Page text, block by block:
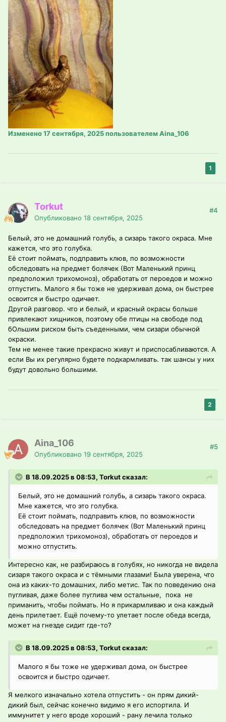
Изменено17 сентября, 2025пользователем Aina_106
1
Torkut
Опубликовано 18 сентября, 2025
#4
Белый, это не домашний голубь, а сизарь такого окраса. Мне
кажется, что это голубка.
Её стоит поймать, подправить клюв, по возможности
обследовать на предмет болячек (Вот Маленький принц
предположил трихомоноз), обработать от пероедов и можно
отпустить. Малого я бы тоже не удерживал дома, он быстрее
освоится и быстро одичает.
Другой разговор. что и белый, и красный окрасы больше
привлекают хищников, поэтому обе птицы на свободе под
бОльшим риском быть съеденными, чем сизари обычной
окраски.
Тем не менее такие прекрасно живут и приспосабливаются. А
если Вы их регулярно будете подкармливать. так шансы у них
будут довольно большими.
2
Aina_106
Опубликовано 19 сентября, 2025
#5
В 18.09.2025 в 08:53, Torkut сказал:
Белый, это не домашний голубь, а сизарь такого окраса.
Мне кажется, что это голубка.
Её стоит поймать, подправить клюв, по возможности
обследовать на предмет болячек (Вот Маленький принц
предположил трихомоноз), обработать от пероедов и
можно отпустить.
Интересно как, не разбираюсь в голубях, но никогда не видела
сизаря такого окраса и с тёмными глазами! Была уверена, что
она из каких-то домашних, либо метис. Так по поведению она
пугливая, даже более пуглива чем остальные, пока не
приманить, чтобы поймать. Но я прикармливаю и она каждый
день прилетает. Ещё почему-то улетает после обеда всегда,
может на гнезде сидит где-то?
В 18.09.2025 в 08:53, Torkut сказал:
Малого я бы тоже не удерживал дома, он быстрее
освоится и быстро одичает.
Я мелкого изначально хотела отпустить - он прям дикий-
дикий был, сейчас конечно видимо я его испортила. И
иммунитет у него вроде хороший - рану лечила только